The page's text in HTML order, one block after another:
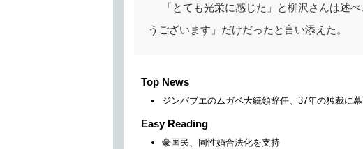
「とても光栄に感じた」と柳沢さんは述
うございます」だけだったと言い添えた。
Top News
ジンバブエのムガベ大統領辞任、37年の独裁に幕
Easy Reading
豪国民、同性婚合法化を支持